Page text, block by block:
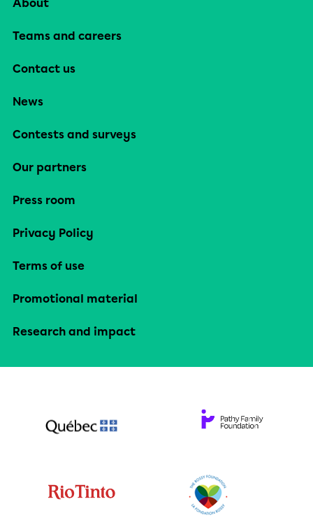
About
Teams and careers
Contact us
News
Contests and surveys
Our partners
Press room
Privacy Policy
Terms of use
Promotional material
Research and impact